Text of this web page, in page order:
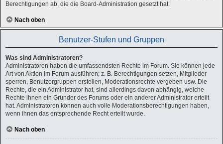
Berechtigungen ab, die die Board-Administration gesetzt hat.
Nach oben
Benutzer-Stufen und Gruppen
Was sind Administratoren?
Administratoren haben die umfassendsten Rechte im Forum. Sie können jede
Art von Aktion im Forum ausführen; z. B. Berechtigungen setzen, Mitglieder
sperren, Benutzergruppen erstellen, Moderationsrechte vergeben usw. Die
Rechte, die ein Administrator hat, sind allerdings davon abhängig, welche
Rechte ihnen ein Gründer des Forums oder ein anderer Administrator erteilt
hat. Administratoren können auch volle Moderationsberechtigungen haben,
wenn ihnen das entsprechende Recht erteilt wurde.
Nach oben